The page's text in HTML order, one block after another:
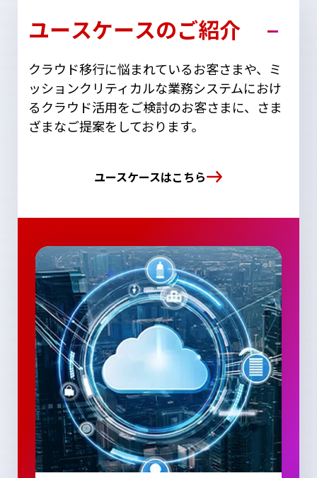
ユースケースのご紹介
クラウド移行に悩まれているお客さまや、ミ
ッションクリティカルな業務システムにおけ
るクラウド活用をご検討のお客さまに、さま
ざまなご提案をしております。
ユースケースはこちら